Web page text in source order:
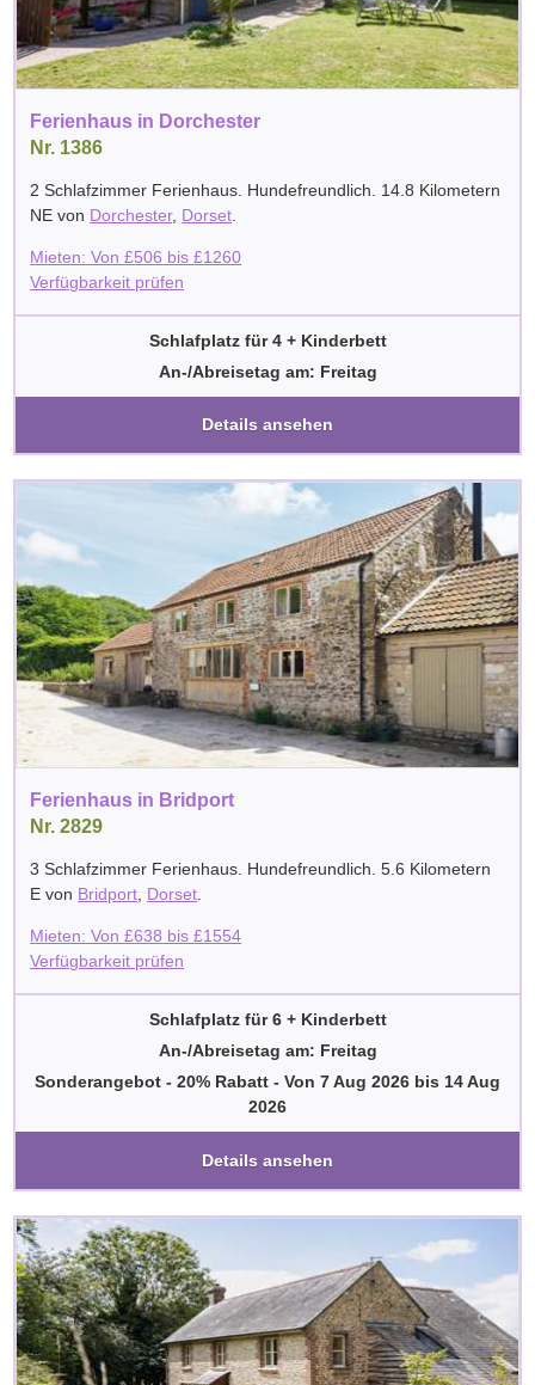
Ferienhaus in Dorchester
Nr. 1386
2 Schlafzimmer Ferienhaus. Hundefreundlich. 14.8 Kilometern
NE von Dorchester, Dorset
Mieten: Von£506 bis£1260
Verfügbarkeit prüfen
Schlafplatz für 4 + Kinderbett
An-/Abreisetag am: Freitag
Details ansehen
Ferienhaus in Bridport
Nr. 2829
3 Schlafzimmer Ferienhaus. Hundefreundlich. 5.6 Kilometern
E von Bridport, Dorset.
Mieten: Von£638 bis£1554
Verfügbarkeit prüfen
Schlafplatz für 6 + Kinderbett
An-/Abreisetag am: Freitag
Sonderangebot - 20% Rabatt - Von 7 Aug 2026 bis 14 Aug
2026
Details ansehen